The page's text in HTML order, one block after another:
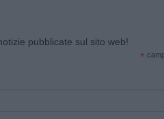
pubblicate sul sito web!
*